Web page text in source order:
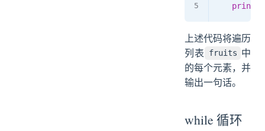
print
上述代码将遍历
列表
fruits 中
的每个元素，并
输出一句话。
while 循环